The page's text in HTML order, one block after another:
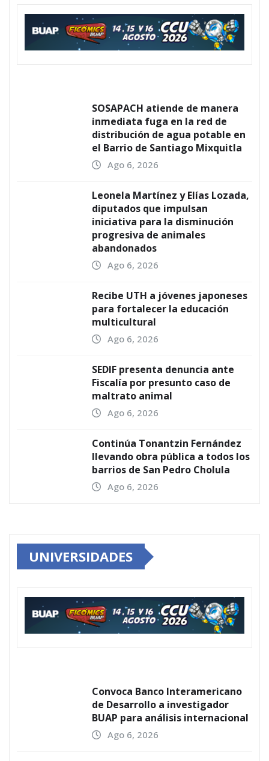
SOSAPACH atiende de manera
inmediata fuga en la red de
distribución de agua potable en
el Barrio de Santiago Mixquitla
Ago 6, 2026
Leonela Martínez y Elías Lozada,
diputados que impulsan
iniciativa para la disminución
progresiva de animales
abandonados
Ago 6, 2026
Recibe UTH a jóvenes japoneses
para fortalecer la educación
multicultural
Ago 6, 2026
SEDIF presenta denuncia ante
Fiscalía por presunto caso de
maltrato animal
Ago 6, 2026
Continúa Tonantzin Fernández
llevando obra pública a todos los
barrios de San Pedro Cholula
Ago 6, 2026
UNIVERSIDADES
Convoca Banco Interamericano
de Desarrollo a investigador
BUAP para análisis internacional
Ago 6, 2026